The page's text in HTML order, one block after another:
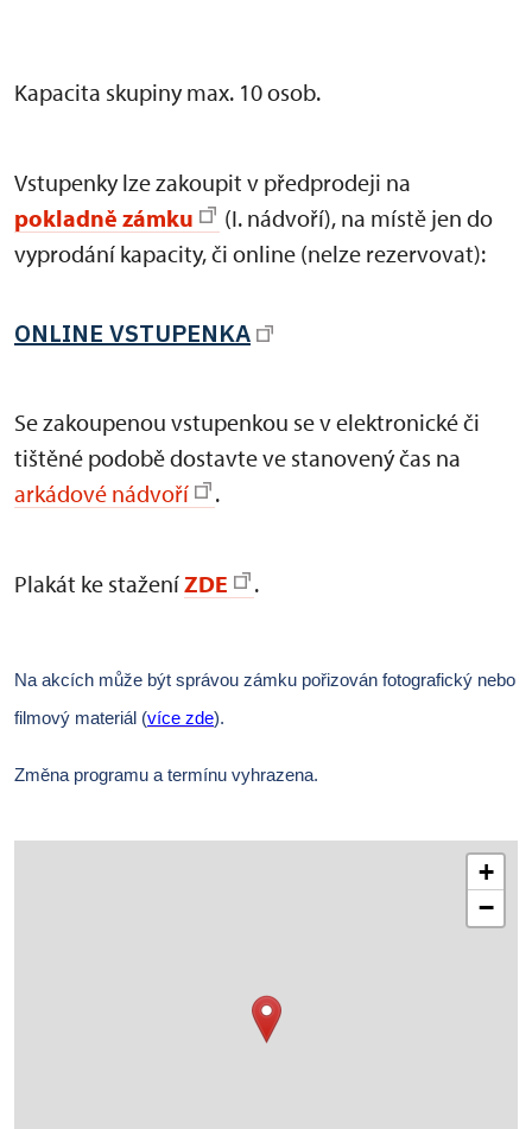
Kapacita skupiny max. 10 osob.
Vstupenky lze zakoupit v předprodeji na
pokladně zámku
(I. nádvoří), na místě jen do
vyprodání kapacity, či online (nelze rezervovat):
ONLINE VSTUPENKA
Se zakoupenou vstupenkou se v elektronické či
tištěné podobě dostavte ve stanovený čas na
arkádové nádvoří
.
Plakát ke staženíZDE .
Na akcích může být správou zámku pořizován fotografický nebo
filmový materiál (více zde).
Změna programu a termínu vyhrazena.
+
−